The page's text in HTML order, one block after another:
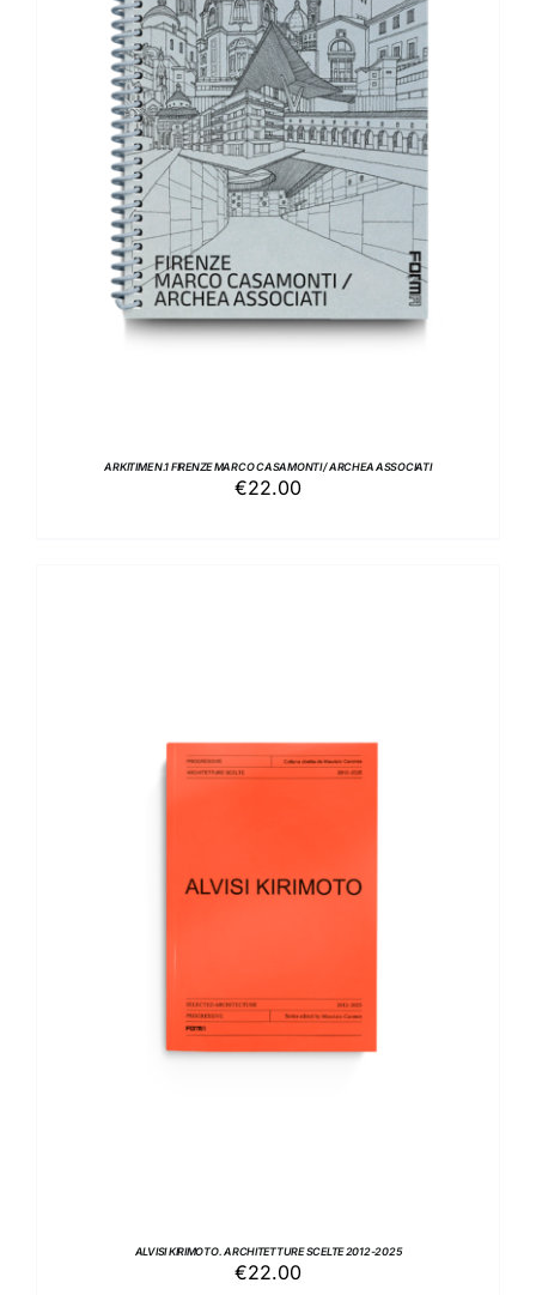
AGGIUNGI AL CARRELLO / DETTAGLI
ARKITIME N.1 FIRENZE MARCO CASAMONTI / ARCHEA ASSOCIATI
€22.00
AGGIUNGI AL CARRELLO / DETTAGLI
ALVISI KIRIMOTO. ARCHITETTURE SCELTE 2012-2025
€22.00